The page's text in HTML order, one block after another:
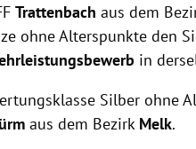
Trattenbach aus dem
ohne Alterspunkte den
in
Silber ohne
aus dem Bezirk Melk.